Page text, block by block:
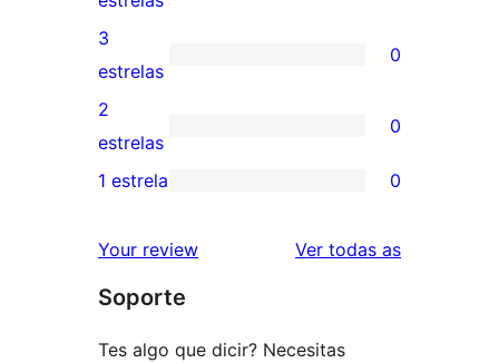
5
estrelas
valoracións
de
4
estrelas
0
valoracións
de
3
3
estrelas
0
0
valoracións
2
2
estrelas
0
de
1
1 estrela 0
Your review Ver todas asvaloracións
Soporte
Tes algo que dicir? Necesitas